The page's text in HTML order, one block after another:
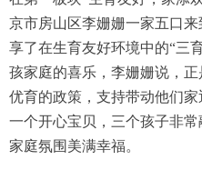
京市房山区李姗姗一家五口来
享了在生育友好环境中的“三
孩家庭的喜乐，李姗姗说，正
优育的政策，支持带动他们家
一个开心宝贝，三个孩子非常
家庭氛围美满幸福。